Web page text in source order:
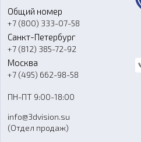
Программное обеспечение
Ремонт и услуги
О компании
Контакты
Гос. закупки
Стать дилером
Блог
FAQ
Общий номер
+7 (800) 333-07-58
Санкт-Петербург
+7 (812) 385-72-92
Москва
+7 (495) 662-98-58
ПН-ПТ 9:00-18:00
info@3dvision.su
(Отдел продаж)